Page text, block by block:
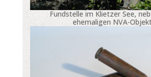
Fundstelle im Klietzer See,
ehemaligen NVA-